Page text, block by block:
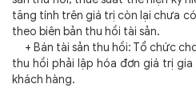
tăng tính trên giá trị còn lại chưa
theo biên bản thu hồi tài sản.
+ Bán tài sản thu hồi: Tổ chức
thu hồi phải lập hóa đơn giá trị
khách hàng.